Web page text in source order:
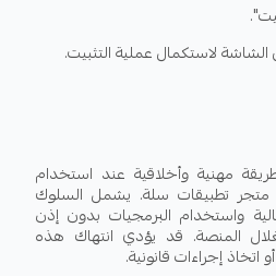
الشاشة لاستكمال عملية التثبيت.
مهنية وأخلاقية عند استخدام
متجر تطبيقات سلة. يشمل السلوك
واستخدام البرمجيات بدون إذن
المنصة. قد يؤدي انتهاك هذه
اتخاذ إجراءات قانونية.